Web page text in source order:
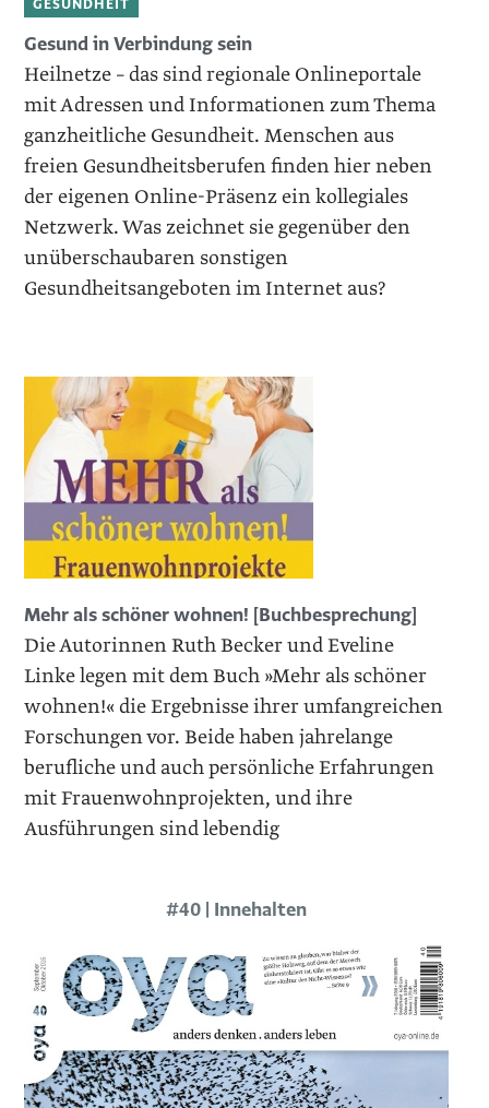
Gesund in Verbindung sein
Heilnetze – das sind regionale Onlineportale
mit Adressen und Informationen zum Thema
ganzheitliche Gesundheit. Menschen aus
freien Gesundheitsberufen finden hier neben
der eigenen Online-Präsenz ein kollegiales
Netzwerk. Was zeichnet sie gegenüber den
unüberschaubaren sonstigen
Gesundheitsangeboten im Internet aus?
Mehr als schöner wohnen! [Buchbesprechung]
Die Autorinnen Ruth Becker und Eveline
Linke legen mit dem Buch »Mehr als schöner
wohnen!« die Ergebnisse ihrer umfangreichen
Forschungen vor. Beide haben jahrelange
berufliche und auch persönliche Erfahrungen
mit Frauenwohnprojekten, und ihre
Ausführungen sind lebendig
#40 | Innehalten